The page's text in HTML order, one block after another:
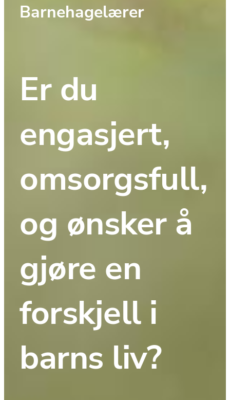
Barnehagelærer
Er du
engasjert,
omsorgsfull,
og ønsker å
gjøre en
forskjell i
barns liv?